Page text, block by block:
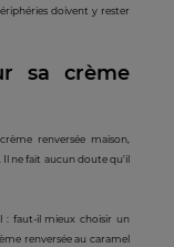
doivent y rester
sa crème
renversée maison,
Il ne fait aucun doute qu'il
: faut-il mieux choisir un
renversée au caramel